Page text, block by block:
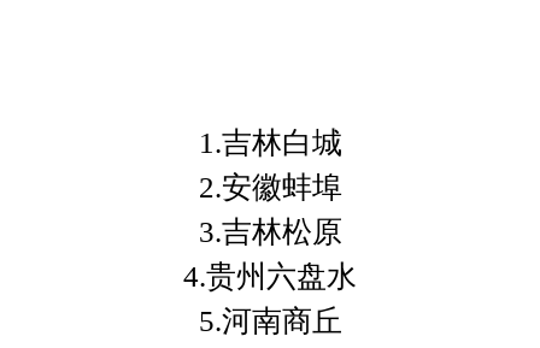
1.吉林白城
2.安徽蚌埠
3.吉林松原
4.贵州六盘水
5.河南商丘